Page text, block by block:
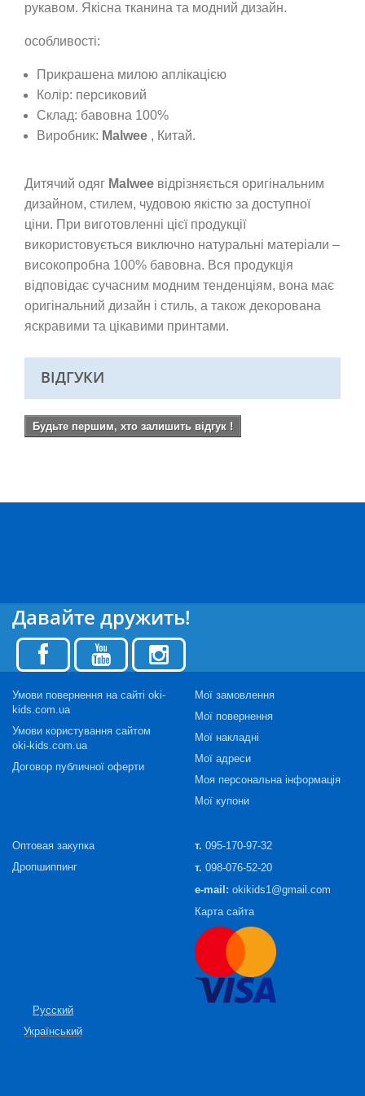
рукавом. Якісна тканина та модний дизайн.
особливості:
Прикрашена милою аплікацією
Колір: персиковий
Склад: бавовна 100%
Виробник: Malwee , Китай.
Дитячий одяг Malwee відрізняється оригінальним
дизайном, стилем, чудовою якістю за доступної
ціни. При виготовленні цієї продукції
використовується виключно натуральні матеріали –
високопробна 100% бавовна. Вся продукція
відповідає сучасним модним тенденціям, вона має
оригінальний дизайн і стиль, а також декорована
яскравими та цікавими принтами.
ВІДГУКИ
Будьте першим, хто залишить відгук !
Давайте дружить!
Умови повернення на сайті oki-
kids.com.ua
Умови користування сайтом
oki-kids.com.ua
Договор публичної оферти
Мої замовлення
Мої повернення
Мої накладні
Мої адреси
Моя персональна інформація
Мої купони
Оптовая закупка
Дропшиппинг
т. 095-170-97-32
т. 098-076-52-20
e-mail: okikids1@gmail.com
Карта сайта
Русский
Український